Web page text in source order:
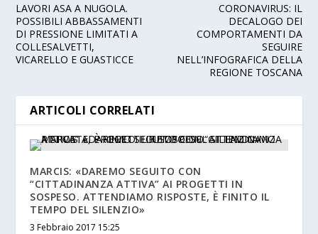
LAVORI ASA A NUGOLA.
POSSIBILI ABBASSAMENTI
DI PRESSIONE LIMITATI A
COLLESALVETTI,
VICARELLO E GUASTICCE
CORONAVIRUS: IL
DECALOGO DEI
COMPORTAMENTI DA
SEGUIRE
NELL’INFOGRAFICA DELLA
REGIONE TOSCANA
ARTICOLI CORRELATI
MARCIS: «DAREMO SEGUITO CON
“CITTADINANZA ATTIVA” AI PROGETTI IN
SOSPESO. ATTENDIAMO RISPOSTE, È FINITO IL
TEMPO DEL SILENZIO»
3 Febbraio 2017 15:25